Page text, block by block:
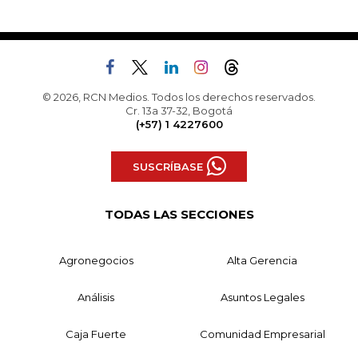
© 2026, RCN Medios. Todos los derechos reservados.
Cr. 13a 37-32, Bogotá
(+57) 1 4227600
SUSCRÍBASE
TODAS LAS SECCIONES
Agronegocios Alta Gerencia
Análisis Asuntos Legales
Caja Fuerte Comunidad Empresarial